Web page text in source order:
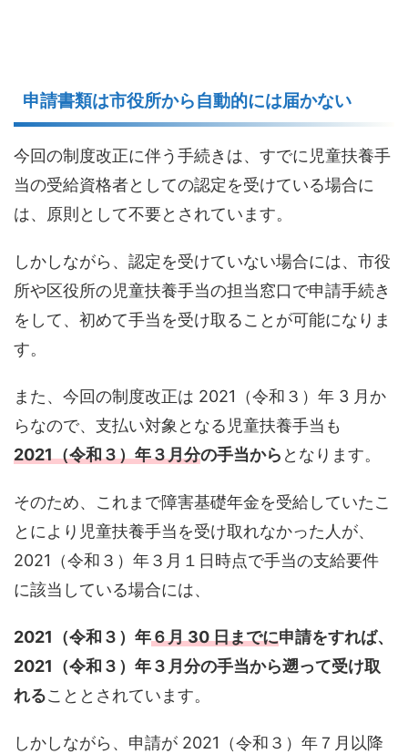
申請書類は市役所から自動的には届かない
今回の制度改正に伴う手続きは、すでに児童扶養手
当の受給資格者としての認定を受けている場合に
は、原則として不要とされています。
しかしながら、認定を受けていない場合には、市役
所や区役所の児童扶養手当の担当窓口で申請手続き
をして、初めて手当を受け取ることが可能になりま
す。
また、今回の制度改正は 2021（令和３）年 3 月か
らなので、支払い対象となる児童扶養手当も
2021（令和３）年３月分の手当から となります。
そのため、これまで障害基礎年金を受給していたこ
とにより児童扶養手当を受け取れなかった人が、
2021（令和３）年３月１日時点で手当の支給要件
に該当している場合には、
2021（令和３）年６月 30 日までに申請をすれば、
2021（令和３）年３月分の手当から遡って受け取
れることとされています。
しかしながら、申請が 2021（令和３）年７月以降